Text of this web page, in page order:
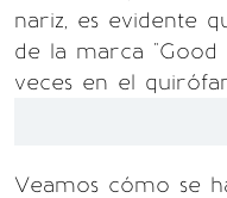
nariz, es evidente
de la marca "Good
veces en el
Veamos cómo se